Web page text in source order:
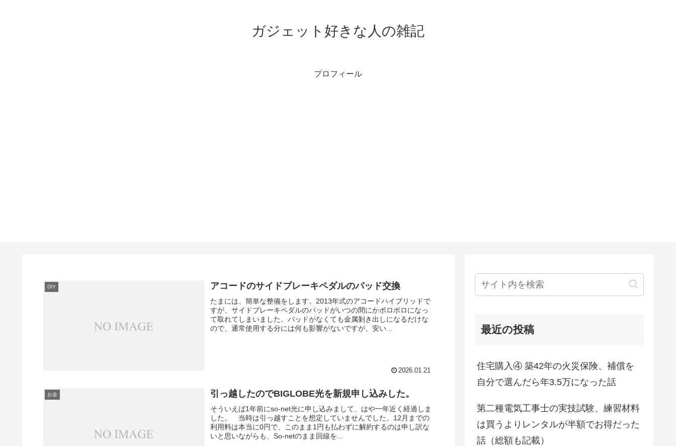
ガジェット好きな人の雑記
プロフィール
DIY アコードのサイドブレーキペダルのパッド交換
たまには、簡単な整備をします。2013年式のアコードハイブリッドで
すが、サイドブレーキペダルのパッドがいつの間にかボロボロになっ
て取れてしまいました。パッドがなくても金属剝き出しになるだけな
ので、通常使用する分には何も影響がないですが、安い...
2026.01.21
お金 引っ越したのでBIGLOBE光を新規申し込みした。
そういえば1年前にso-net光に申し込みまして、はや一年近く経過しま
した。 当時は引っ越すことを想定していませんでした。12月までの
利用料は本当に0円で、このまま1円も払わずに解約するのは申し訳な
いと思いながらも、So-netのまま回線を...
最近の投稿
住宅購入④ 築42年の火災保険、補償を
自分で選んだら年3.5万になった話
第二種電気工事士の実技試験、練習材料
は買うよりレンタルが半額でお得だった
話（総額も記載）